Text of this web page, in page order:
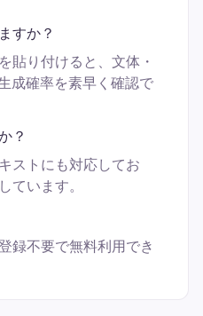
すか？
貼り付けると、文体・
成確率を素早く確認で
？
ストにも対応してお
ています。
録不要で無料利用でき